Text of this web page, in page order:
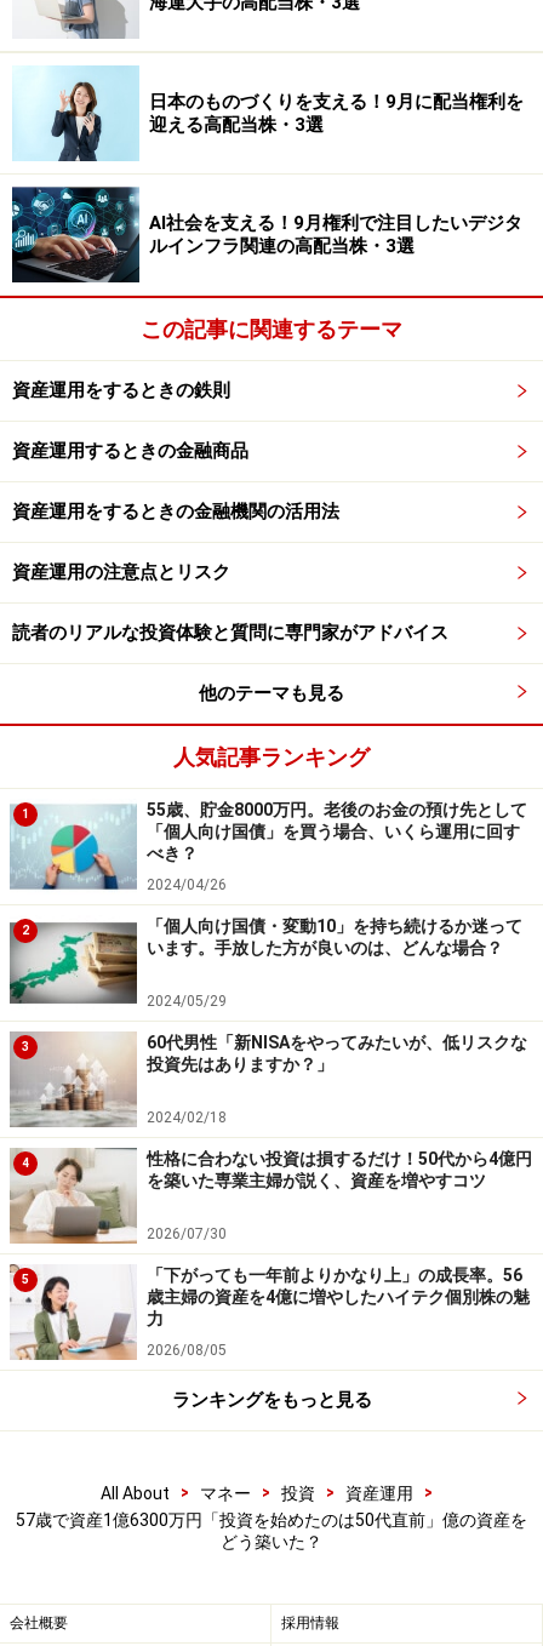
ですが、それまで投資などに興味はなかったのですか？
に、運用を考えたこともあります。だけど、当時は妻
が、“運用はギャンブル性が高い”という考え方だったの
で、話をするたびに喧嘩になってしまい……。運用する
か、しないかで仲が悪くなるのであれば、銀行に預けて
おいた方が良いかと思い、そのままにしていました。
――そうでしたか。それで2軒目の家のローンを完済した
後から、少しずつ投資を始められたのですね。最初は、
どのような投資からスタートしたのでしょうか。
ミックさん：まずは、個別株を2～3種類と投資信託を1
本、証券会社の営業の方から提案されたものを購入して
みたという感じです。ただし、妻からは“ゼロになっても
大丈夫な金額でやりなさい”と言われていたので、無理の
ない範囲で始めましたね。
しまして、49歳の時点で金融資産は6700万円（現金
2800万円、リスク資産700万円、保険3200万円）とな
り、資産の内訳としては、保険の割合が高かったです
ね。そして、50代になってから、死亡保険を解約するな
ど、保険を見直して運用にお金を回すようになりまし
た。
51歳のときに金融資産が8400万円（現金3800万円、リ
スク資産1700万円、保険2900万円）になり、その後、コ
ロナショックなどもありましたが、順調に金融資産を増
やし、53歳のときに金融資産1億円を達成しました。
※本記事は、公式YouTubeチャンネル「
ー」で連載している『億り人たちに訊く！～匿名で語る
億の裏側～』の内容を一部編集してお届けしています。
こちらの動画も併せてご覧ください。
▼関連動画はこちら！
※記事内容は執筆時点のものです。最新の内容をご確認くださ
い。
本記事の内容は一般的な情報提供を目的としており、特定の金融
行ってください。
掲載情報の正確性・完全性については十分に配慮しております
日本のものづくりを支える！9月に配当権利を
迎える高配当株・3選
AI社会を支える！9月権利で注目したいデジタ
ルインフラ関連の高配当株・3選
この記事に関連するテーマ
資産運用をするときの鉄則
資産運用するときの金融商品
資産運用をするときの金融機関の活用法
資産運用の注意点とリスク
読者のリアルな投資体験と質問に専門家がアドバイス
他のテーマも見る
人気記事ランキング
1
55歳、貯金8000万円。老後のお金の預け先として
「個人向け国債」を買う場合、いくら運用に回す
べき？
2024/04/26
2
「個人向け国債・変動10」を持ち続けるか迷って
います。手放した方が良いのは、どんな場合？
2024/05/29
3
60代男性「新NISAをやってみたいが、低リスクな
投資先はありますか？」
2024/02/18
4
性格に合わない投資は損するだけ！50代から4億円
を築いた専業主婦が説く、資産を増やすコツ
2026/07/30
5
「下がっても一年前よりかなり上」の成長率。56
歳主婦の資産を4億に増やしたハイテク個別株の魅
力
2026/08/05
ランキングをもっと見る
All About > マネー > 投資 > 資産運用
>
57歳で資産1億6300万円「投資を始めたのは50代直前」億の資産を
どう築いた？
会社概要 採用情報